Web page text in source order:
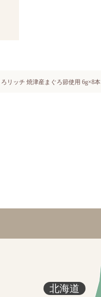
リッチ 焼津産まぐろ節使用 6g×8本
北海道